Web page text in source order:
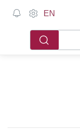
EN